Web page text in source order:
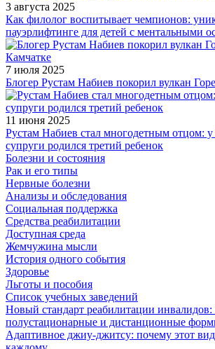
3 августа 2025
Как филолог воспитывает чемпионов:
пауэрлифтинге для детей с ментальными
7 июля 2025
Блогер Рустам Набиев покорил вулкан
11 июня 2025
Рустам Набиев стал многодетным отцом: у
супруги родился третий ребенок
Болезни и состояния
Рак и его типы
Нервные болезни
Анализы и обследования
Социальная поддержка
Средства реабилитации
Доступная среда
Жемчужина мысли
История одного события
Здоровье
Льготы и пособия
Список учебных заведений
Новый стандарт реабилитации инвалидов:
полустационарные и дистанционные
Адаптивное джиу-джитсу: почему этот